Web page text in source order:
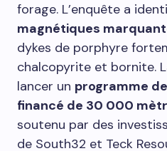
forage. L’enquête a
magnétiques
dykes de porphyre
chalcopyrite et bornite.
lancer un programme
financé de 30 000
soutenu par des
de South32 et Teck